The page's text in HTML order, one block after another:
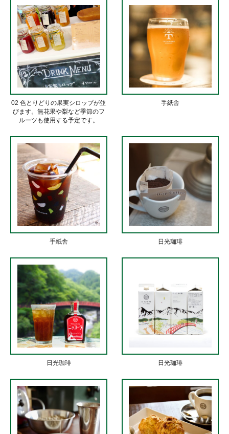
02 色とりどりの果実シロップが並
びます。無花果や梨など季節のフ
ルーツも使用する予定です。
手紙舎
手紙舎 日光珈琲
日光珈琲 日光珈琲